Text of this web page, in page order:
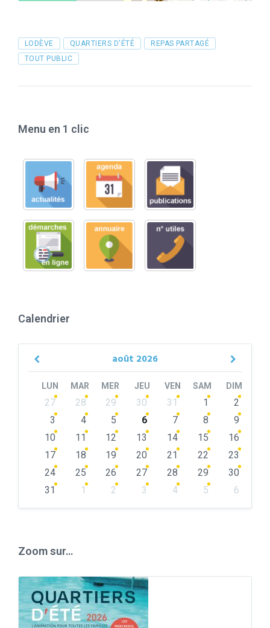
Tags
LODÈVE QUARTIERS D'ÉTÉ
REPAS PARTAGÉ
TOUT PUBLIC
Menu en 1 clic
Calendrier
août 2026
Previous
LUN MAR MER JEU VEN SAM DIM
Skip
calendar
27 28 29 30 31 1
2
3
4 5 6 7 8
9
10
11 12 13 14 15
16
17
18 19 20 21 22
23
24
25 26 27 28 29
30
31
1 2 3 4 5
6
Zoom sur…